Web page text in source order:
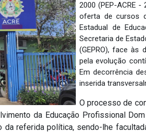
2000 (PEP-ACRE
oferta de cursos
Estadual de
Secretaria de
(GEPRO), face às
pela evolução
Em decorrência
inserida
O processo de
da Educação Profissional
da referida política, sendo-lhe